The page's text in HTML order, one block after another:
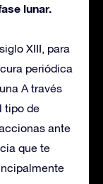
lunar.
XIII, para
periódica
A través
tipo de
ante
que te